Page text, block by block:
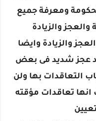
ومعرفة جميع
والزيادة
والزيادة وايضا
عجز شديد فى بعض
التعاقدات بها ولن
انها تعاقدات مؤقته